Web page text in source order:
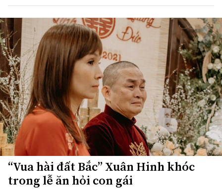
“Vua hài đất Bắc” Xuân Hinh khóc
trong lễ ăn hỏi con gái